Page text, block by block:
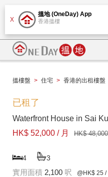
X
搵地 (OneDay) App
香港搵樓
搵樓盤 > 住宅 > 香港的出租樓盤
已租了
Waterfront House in Sai
HK$ 52,000 / 月
HK$
4 3
實用面積 2,100 呎 @HK$ 25 /